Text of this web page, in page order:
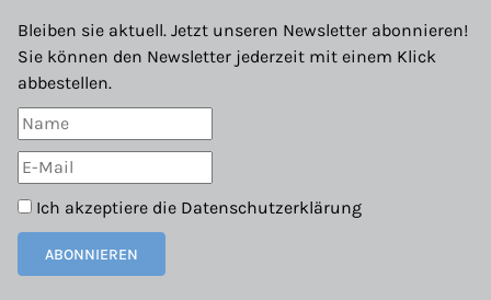
Bleiben sie aktuell. Jetzt unseren Newsletter abonnieren!
Sie können den Newsletter jederzeit mit einem Klick
abbestellen.
Ich akzeptiere die Datenschutzerklärung
ABONNIEREN